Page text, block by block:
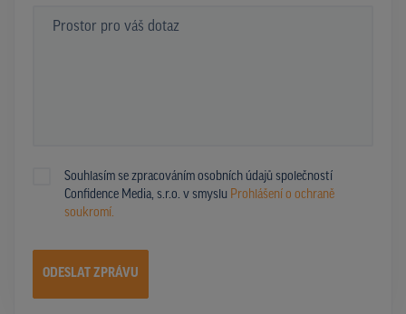
Souhlasím se zpracováním osobních údajů společností
Confidence Media, s.r.o. v smyslu Prohlášení o ochraně
soukromí.
ODESLAT ZPRÁVU